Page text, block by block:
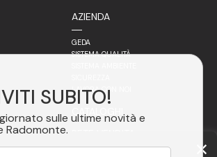
AZIENDA
GEDA
SISTEMA QUALITÀ
LAVORA CON NOI
SUBITO!
sulle ultime novità e
Radomonte.